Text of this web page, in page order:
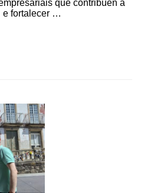
que contribúen a
e fortalecer …